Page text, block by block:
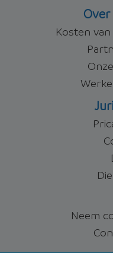
Kosten
Neem